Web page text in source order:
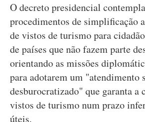
O decreto presidencial
procedimentos de simplificação
de vistos de turismo para
de países que não fazem parte
orientando as missões
para adotarem um "atendimento
desburocratizado" que garanta a
vistos de turismo num prazo
úteis.